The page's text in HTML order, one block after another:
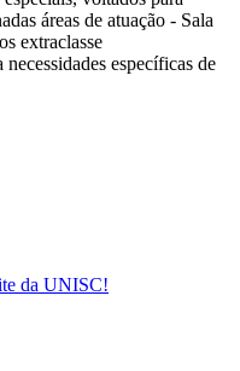
áreas de atuação - Sala
extraclasse
específicas de
da UNISC!